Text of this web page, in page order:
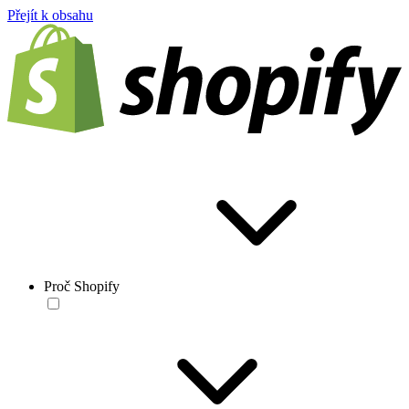
Přejít k obsahu
Proč Shopify